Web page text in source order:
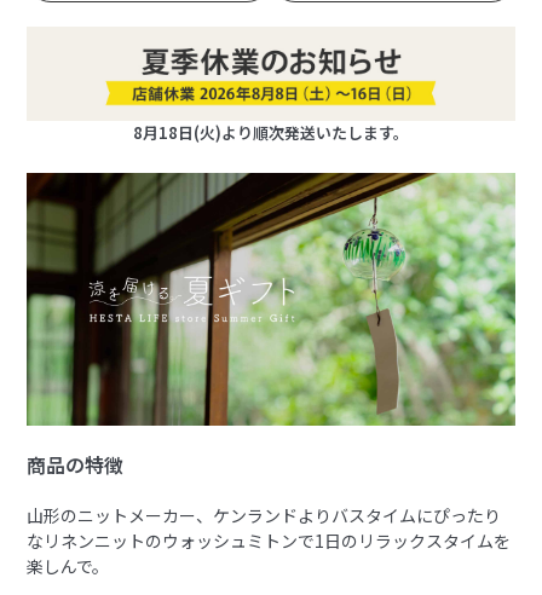
8月18日(火)より順次発送いたします。
商品の特徴
山形のニットメーカー、ケンランドよりバスタイムにぴったり
なリネンニットのウォッシュミトンで1日のリラックスタイムを
楽しんで。